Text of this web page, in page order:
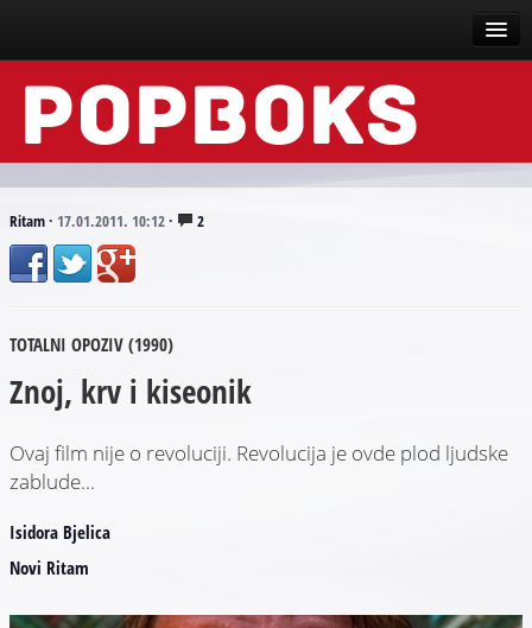
Vesti
Događaji
Tekstovi
Scena
Arhive
Ritam· 17.01.2011. 10:12· 2
TOTALNI OPOZIV (1990)
Znoj, krv i kiseonik
Ovaj film nije o revoluciji. Revolucija je ovde plod ljudske
zablude...
Isidora Bjelica
Novi Ritam